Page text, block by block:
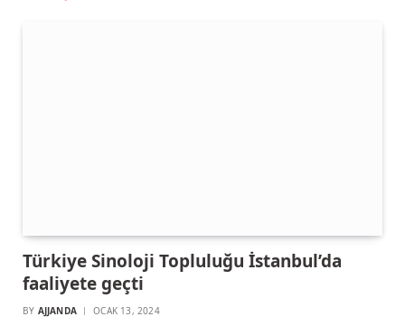
Türkiye Sinoloji Topluluğu İstanbul’da
faaliyete geçti
BY AJJANDA OCAK 13, 2024